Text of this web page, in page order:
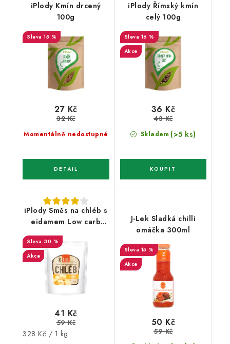
iPlody Kmín drcený
100g
15 %
Momentálně nedostupné
27 Kč
32 Kč
iPlody Římský kmín
celý 100g
16 %
Akce
Skladem (>5 ks)
36 Kč
43 Kč
iPlody Směs na chléb s
eidamem Low carb
30 %
Akce
41 Kč
59 Kč
Měrná
328 Kč / 1 kg
J-Lek Sladká chilli
omáčka 300ml
15 %
Akce
50 Kč
59 Kč